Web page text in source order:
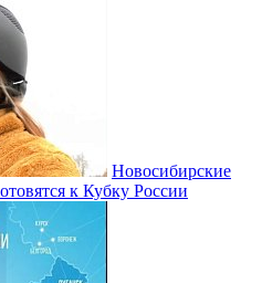
Новосибирские
к Кубку России